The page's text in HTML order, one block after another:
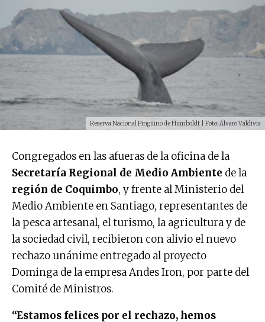
Reserva Nacional Pingüino de Humboldt | Foto: Álvaro Valdivia
Congregados en las afueras de la oficina de la
Secretaría Regional de Medio Ambiente de la
región de Coquimbo, y frente al Ministerio del
Medio Ambiente en Santiago, representantes de
la pesca artesanal, el turismo, la agricultura y de
la sociedad civil, recibieron con alivio el nuevo
rechazo unánime entregado al proyecto
Dominga de la empresa Andes Iron, por parte del
Comité de Ministros.
“Estamos felices por el rechazo, hemos